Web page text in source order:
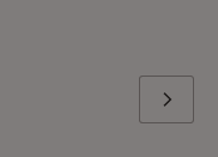
Seite Weiter